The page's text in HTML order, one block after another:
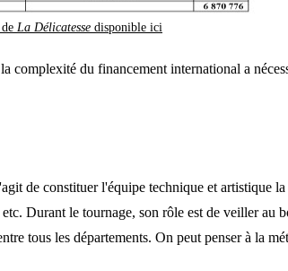
La Délicatesse disponible ici
complexité du financement international a
de constituer l'équipe technique et artistique
Durant le tournage, son rôle est de veiller au
tous les départements. On peut penser à la